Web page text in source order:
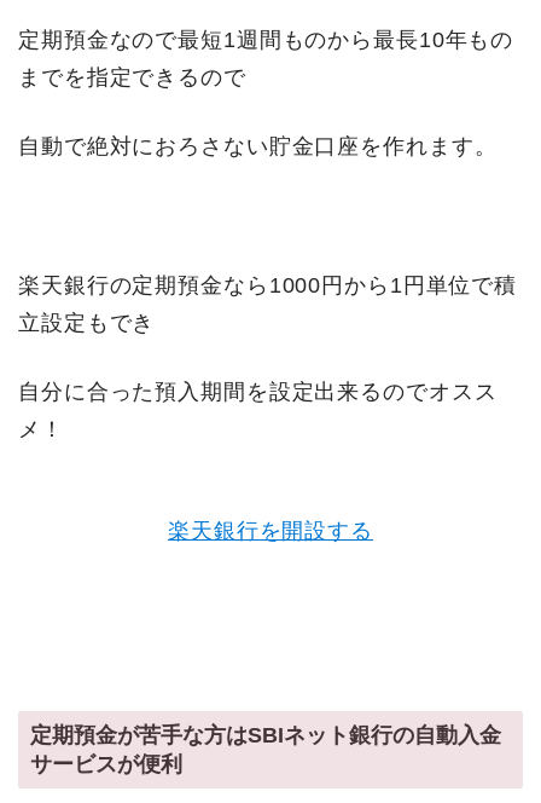
定期預金なので最短1週間ものから最長10年もの
までを指定できるので
自動で絶対におろさない貯金口座を作れます。
楽天銀行の定期預金なら1000円から1円単位で積
立設定もでき
自分に合った預入期間を設定出来るのでオスス
メ！
楽天銀行を開設する
定期預金が苦手な方はSBIネット銀行の自動入金
サービスが便利